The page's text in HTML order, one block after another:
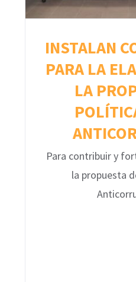
INSTALAN
PARA LA
LA
Para contribuir y
la propuesta